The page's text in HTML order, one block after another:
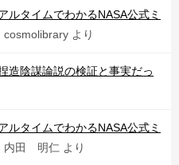
ルタイムでわかるNASA公式ミ
cosmolibrary より
造陰謀論説の検証と事実だっ
ルタイムでわかるNASA公式ミ
内田 明仁 より